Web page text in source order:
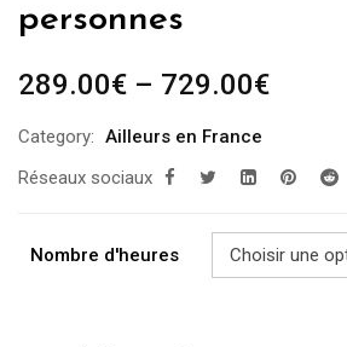
personnes
289.00€ – 729.00€
Category: Ailleurs en France
Réseaux sociaux
Nombre d'heures